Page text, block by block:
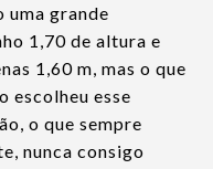
uma grande
1,70 de altura e
1,60 m, mas o que
escolheu esse
o que sempre
nunca consigo